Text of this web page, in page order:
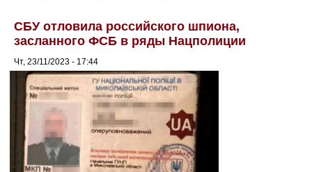
СБУ отловила российского шпиона,
засланного ФСБ в ряды Нацполиции
Чт, 23/11/2023 - 17:44